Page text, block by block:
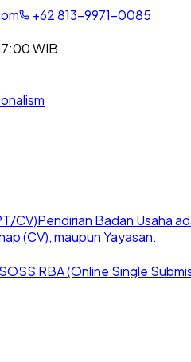
+62813-9971-0085
WIB
CV)Pendirian Badan Usaha
(CV), maupun Yayasan.
OSS RBA (Online Single